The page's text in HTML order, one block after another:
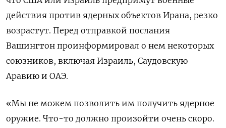
действия против ядерных объектов Ирана, резко
возрастут. Перед отправкой послания
Вашингтон проинформировал о нем некоторых
союзников, включая Израиль, Саудовскую
Аравию и ОАЭ.
«Мы не можем позволить им получить ядерное
оружие. Что-то должно произойти очень скоро.